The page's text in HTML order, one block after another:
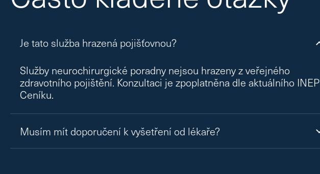
Je tato služba hrazená pojišťovnou?
Služby neurochirurgické poradny nejsou hrazeny z veřejného
zdravotního pojištění. Konzultaci je zpoplatněna dle aktuálního INEP
Ceníku.
Musím mít doporučení k vyšetření od lékaře?